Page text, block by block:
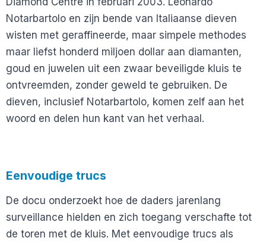
Notarbartolo en zijn bende van Italiaanse dieven
wisten met geraffineerde, maar simpele methodes
maar liefst honderd miljoen dollar aan diamanten,
goud en juwelen uit een zwaar beveiligde kluis te
ontvreemden, zonder geweld te gebruiken. De
dieven, inclusief Notarbartolo, komen zelf aan het
woord en delen hun kant van het verhaal.
Eenvoudige trucs
De docu onderzoekt hoe de daders jarenlang
surveillance hielden en zich toegang verschafte tot
de toren met de kluis. Met eenvoudige trucs als